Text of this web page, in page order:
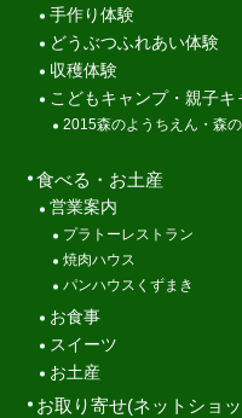
手作り体験
どうぶつふれあい体験
収穫体験
こどもキャンプ・親子キ
2015森のようちえん・森
食べる・お土産
営業案内
プラトーレストラン
焼肉ハウス
パンハウスくずまき
お食事
スイーツ
お土産
お取り寄せ(ネットショ